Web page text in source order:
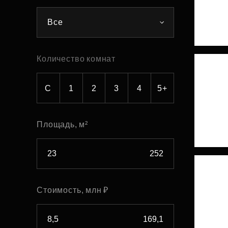
Все
Количество комнат
С 1 2 3 4 5+
Площадь, м²
Стоимость, млн ₽